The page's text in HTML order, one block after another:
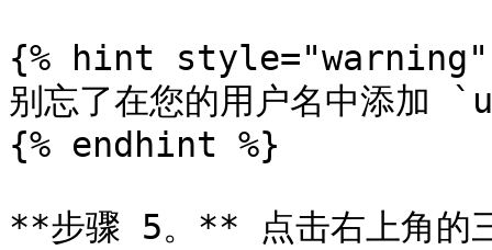
{% hint style="warning"
别忘了在您的用户名中添加
{% endhint %}
**步骤 5。** 点击右上角的